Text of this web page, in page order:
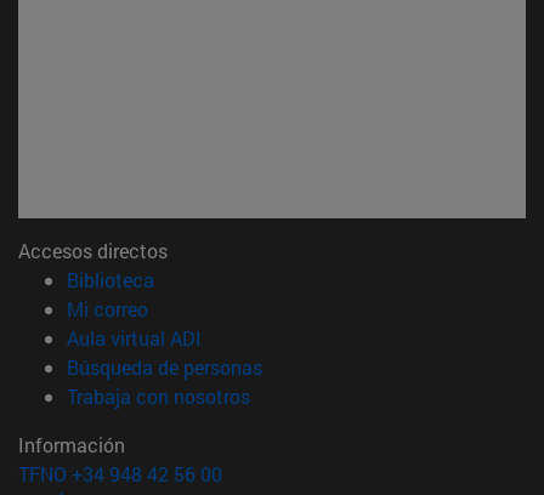
Accesos directos
Biblioteca
Mi correo(abre en nueva ventana)
Aula virtual ADI
Búsqueda de personas(abre en nueva ventana)
Trabaja con nosotros(abre en nueva ventana)
Información
TFNO +34 948 42 56 00